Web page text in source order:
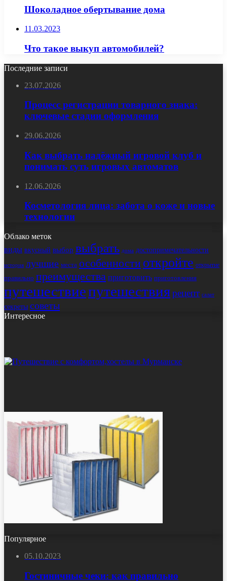
Шоколадное обертывание дома
11.03.2023
Что такое выкуп автомобилей?
Последние записи
23.07.2026
Процесс регистрации товарного знака:
ключевые стадии оформления
29.06.2026
Как выбрать надёжный игровой клуб и
понимать суть игровых автоматов
12.06.2026
Косметология лица: забота о коже и новые
технологии
Облако меток
виды вкусный выбор выбрать дома достопримечательности
история лучшие места особенности откройте открытие
правильно преимущества приготовить приготовления
путешествиепутешествиярецепт салат
секреты советы
Интересное
Популярное
05.10.2023
Гостиничные чеки: как правильно